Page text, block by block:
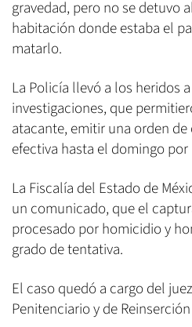
gravedad, pero no se detuvo
habitación donde estaba el
matarlo.
La Policía llevó a los heridos
investigaciones, que
atacante, emitir una orden
efectiva hasta el domingo por
La Fiscalía del Estado de
un comunicado, que el
procesado por homicidio y
grado de tentativa.
El caso quedó a cargo del
Penitenciario y de